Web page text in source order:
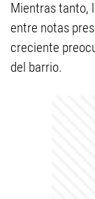
Mientras tanto,
entre notas
creciente
del barrio.